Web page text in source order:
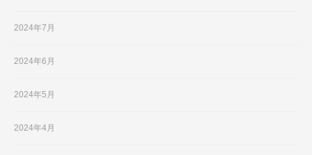
2024年7月
2024年6月
2024年5月
2024年4月